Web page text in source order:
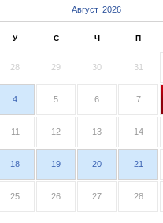
У С Ч П
28 29 30 31
4 5 6 7
11 12 13 14
18 19 20 21
25 26 27 28